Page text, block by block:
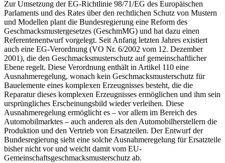
Zur Umsetzung der EG-Richtlinie 98/71/EG des Europäischen
Parlaments und des Rates über den rechtlichen Schutz von Mustern
und Modellen plant die Bundesregierung eine Reform des
Geschmacksmustergesetzes (GeschmMG) und hat dazu einen
Referentenentwurf vorgelegt. Seit Anfang letzten Jahres existiert
auch eine EG-Verordnung (VO Nr. 6/2002 vom 12. Dezember
2001), die den Geschmacksmusterschutz auf gemeinschaftlicher
Ebene regelt. Diese Verordnung enthält in Artikel 110 eine
Ausnahmeregelung, wonach kein Geschmacksmusterschutz für
Bauelemente eines komplexen Erzeugnisses besteht, die die
Reparatur dieses komplexen Erzeugnisses ermöglichen und ihm sein
ursprüngliches Erscheinungsbild wieder verleihen. Diese
Ausnahmeregelung ermöglicht es – vor allem im Bereich des
Automobilmarktes – auch anderen als den Automobilherstellern die
Produktion und den Vertrieb von Ersatzteilen. Der Entwurf der
Bundesregierung sieht eine solche Ausnahmeregelung für Ersatzteile
bisher nicht vor und weicht damit vom EU-
Gemeinschaftsgeschmacksmusterschutz ab.